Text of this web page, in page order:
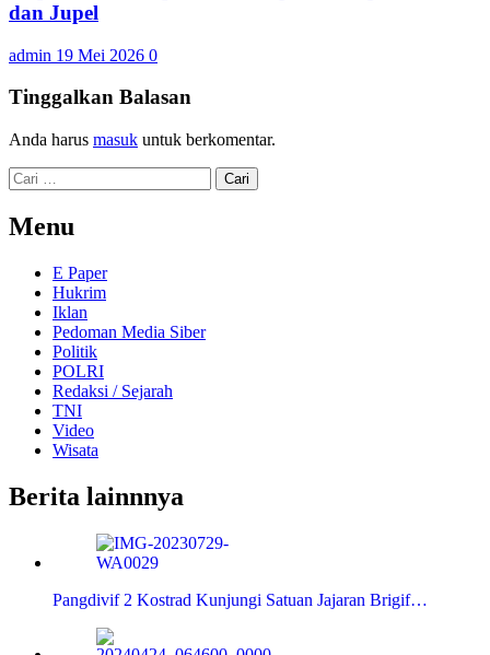
dan Jupel
admin 19 Mei 2026 0
Tinggalkan Balasan
Anda harus masuk untuk berkomentar.
Cari
untuk:
Menu
E Paper
Hukrim
Iklan
Pedoman Media Siber
Politik
POLRI
Redaksi / Sejarah
TNI
Video
Wisata
Berita lainnnya
Pangdivif 2 Kostrad Kunjungi Satuan Jajaran Brigif…